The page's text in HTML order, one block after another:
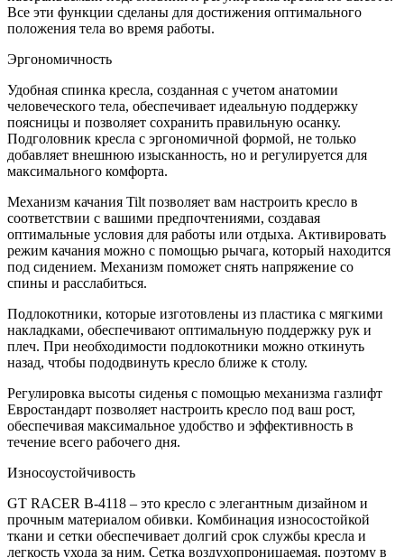
Все эти функции сделаны для достижения оптимального
положения тела во время работы.
Эргономичность
Удобная спинка кресла, созданная с учетом анатомии
человеческого тела, обеспечивает идеальную поддержку
поясницы и позволяет сохранить правильную осанку.
Подголовник кресла с эргономичной формой, не только
добавляет внешнюю изысканность, но и регулируется для
максимального комфорта.
Механизм качания Tilt позволяет вам настроить кресло в
соответствии с вашими предпочтениями, создавая
оптимальные условия для работы или отдыха. Активировать
режим качания можно с помощью рычага, который находится
под сидением. Механизм поможет снять напряжение со
спины и расслабиться.
Подлокотники, которые изготовлены из пластика с мягкими
накладками, обеспечивают оптимальную поддержку рук и
плеч. При необходимости подлокотники можно откинуть
назад, чтобы пододвинуть кресло ближе к столу.
Регулировка высоты сиденья с помощью механизма газлифт
Евростандарт позволяет настроить кресло под ваш рост,
обеспечивая максимальное удобство и эффективность в
течение всего рабочего дня.
Износоустойчивость
GT RACER B-4118 – это кресло с элегантным дизайном и
прочным материалом обивки. Комбинация износостойкой
ткани и сетки обеспечивает долгий срок службы кресла и
легкость ухода за ним. Сетка воздухопроницаемая, поэтому в